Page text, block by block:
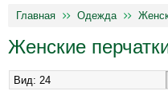
Главная Одежда
Женские